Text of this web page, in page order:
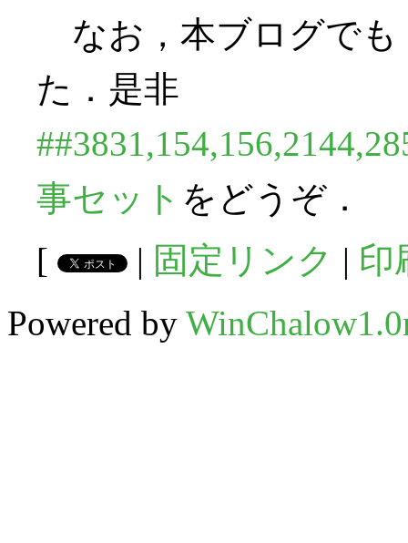
なお，本ブログでも
た．是非
事セット をどうぞ．
[
| 固定リンク | 印
Powered by